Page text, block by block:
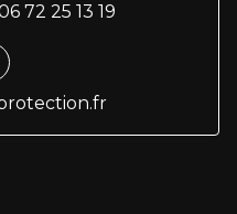
72 25 13 19